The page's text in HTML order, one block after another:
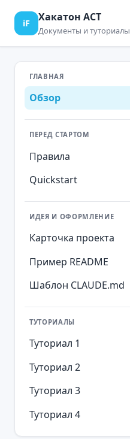
iF Хакатон АСТ
Документы и туториалы
ГЛАВНАЯ
Обзор
ПЕРЕД СТАРТОМ
Правила
Quickstart
ИДЕЯ И ОФОРМЛЕНИЕ
Карточка проекта
Пример README
Шаблон CLAUDE.md
ТУТОРИАЛЫ
Туториал 1
Туториал 2
Туториал 3
Туториал 4